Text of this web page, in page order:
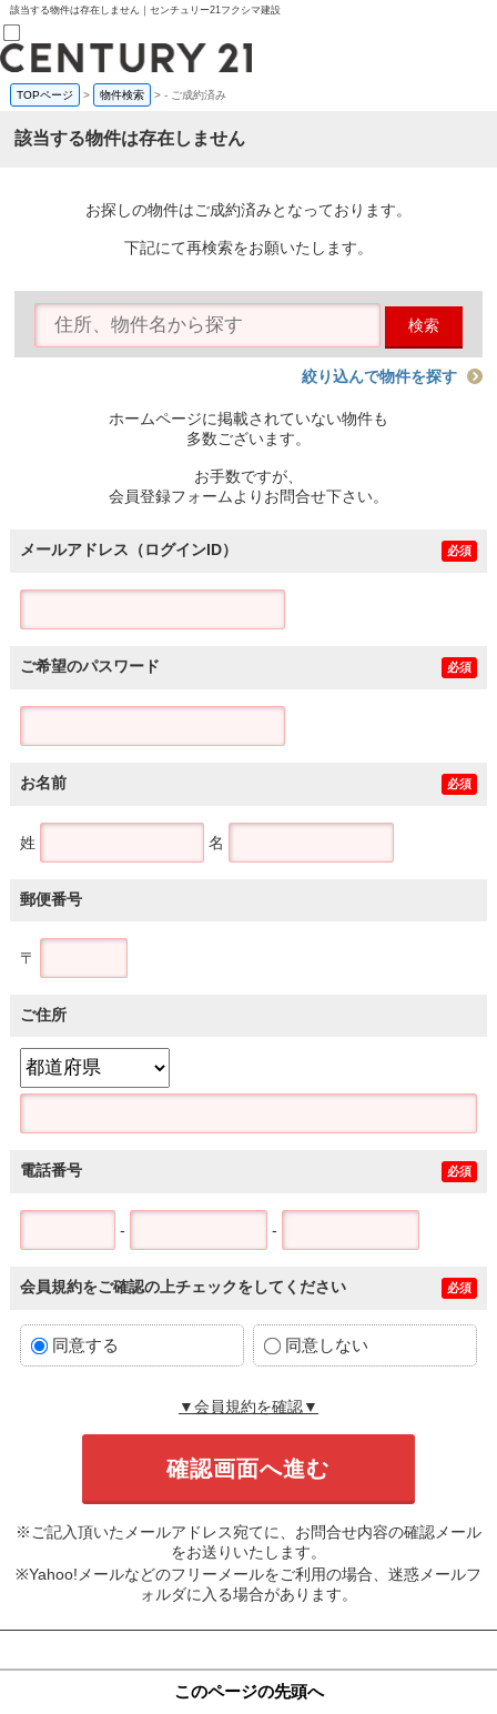
該当する物件は存在しません｜センチュリー21フクシマ建設
売買部
0120-800-844
賃貸部
会員メニュー
物件を探す
購入TOP
条件から探す
住宅ローン控除シミュレータ
TOPページ > 物件検索 >- ご成約済み
該当する物件は存在しません
お探しの物件はご成約済みとなっております。
下記にて再検索をお願いたします。
検索
絞り込んで物件を探す
ホームページに掲載されていない物件も
多数ございます。
お手数ですが、
会員登録フォームよりお問合せ下さい。
メールアドレス（ログインID） 必須
ご希望のパスワード 必須
お名前 必須
姓 名
郵便番号
〒
ご住所
電話番号 必須
- -
会員規約をご確認の上チェックをしてください 必須
同意する 同意しない
▼会員規約を確認▼
※ご記入頂いたメールアドレス宛てに、お問合せ内容の確認メール
をお送りいたします。
※Yahoo!メールなどのフリーメールをご利用の場合、迷惑メールフ
ォルダに入る場合があります。
このページの先頭へ